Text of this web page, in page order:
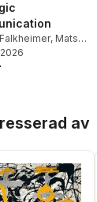
, Mats
av